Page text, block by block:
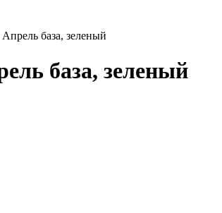
база, зеленый
база, зеленый